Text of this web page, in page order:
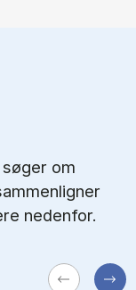
om
nedenfor.